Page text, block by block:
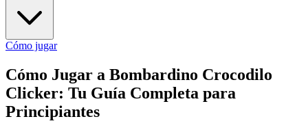
Cómo jugar
Cómo Jugar a Bombardino Crocodilo
Clicker: Tu Guía Completa para
Principiantes